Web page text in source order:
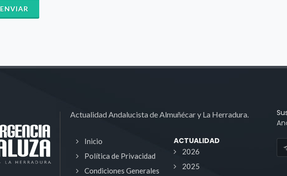
ENVIAR
Actualidad Andalucista de Almuñécar y La Herradura.
Inicio
Política de Privacidad
Condiciones Generales
ACTUALIDAD
2026
2025